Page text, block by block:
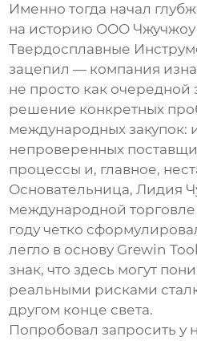
Именно тогда начал
на историю ООО Чжучжоу
Твердосплавные
зацепил — компания
не просто как очередной
решение конкретных
международных закупок:
непроверенных
процессы и, главное,
Основательница, Лидия
международной торговле
году четко
легло в основу Grewin
знак, что здесь могут
реальными рисками
другом конце света.
Попробовал запросить у